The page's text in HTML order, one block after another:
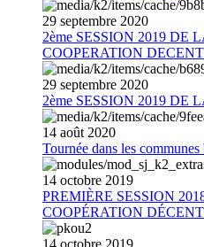
29 septembre 2020
2ème SESSION 2019
COOPERATION
29 septembre 2020
2ème SESSION 2019 DE
14 août 2020
Tournée dans les
14 octobre 2019
PREMIÈRE SESSION
COOPÉRATION
14 octobre 2019